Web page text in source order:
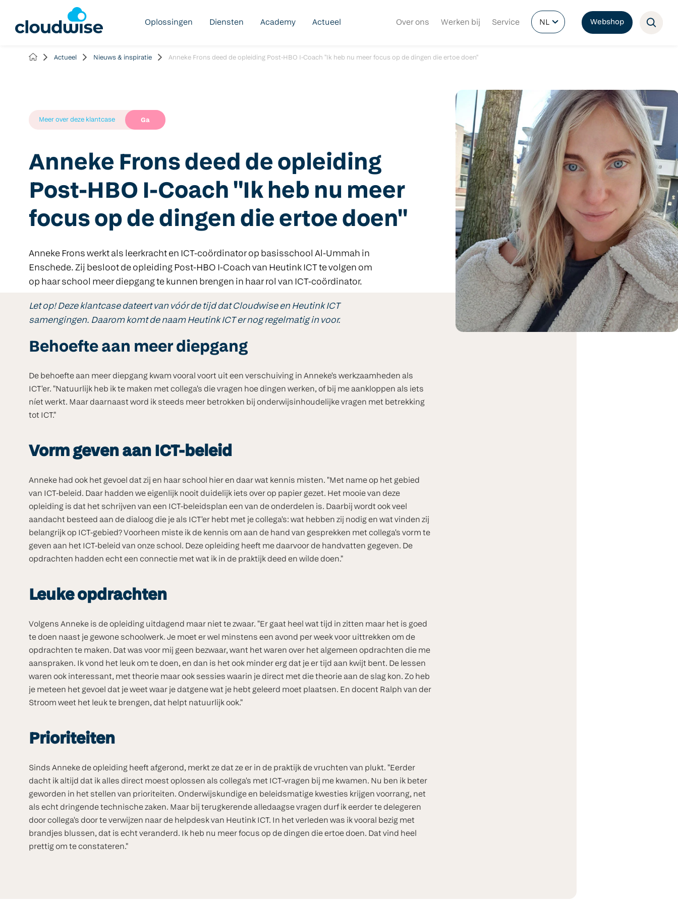
Oplossingen Diensten Academy Actueel Over ons Werken bij Service NL Webshop
Actueel Nieuws & inspiratie Anneke Frons deed de opleiding Post-HBO I-Coach "Ik heb nu meer focus op de dingen die ertoe doen"
Meer over deze klantcase Ga
Anneke Frons deed de opleiding
Post-HBO I-Coach "Ik heb nu meer
focus op de dingen die ertoe doen"
Anneke Frons werkt als leerkracht en ICT-coördinator op basisschool Al-Ummah in
Enschede. Zij besloot de opleiding Post-HBO I-Coach van Heutink ICT te volgen om
op haar school meer diepgang te kunnen brengen in haar rol van ICT-coördinator.
Let op! Deze klantcase dateert van vóór de tijd dat Cloudwise en Heutink ICT
samengingen. Daarom komt de naam Heutink ICT er nog regelmatig in voor.
Behoefte aan meer diepgang
De behoefte aan meer diepgang kwam vooral voort uit een verschuiving in Anneke's werkzaamheden als
ICT'er. "Natuurlijk heb ik te maken met collega's die vragen hoe dingen werken, of bij me aankloppen als iets
níet werkt. Maar daarnaast word ik steeds meer betrokken bij onderwijsinhoudelijke vragen met betrekking
tot ICT."
Vorm geven aan ICT-beleid
Anneke had ook het gevoel dat zij en haar school hier en daar wat kennis misten. "Met name op het gebied
van ICT-beleid. Daar hadden we eigenlijk nooit duidelijk iets over op papier gezet. Het mooie van deze
opleiding is dat het schrijven van een ICT-beleidsplan een van de onderdelen is. Daarbij wordt ook veel
aandacht besteed aan de dialoog die je als ICT'er hebt met je collega's: wat hebben zij nodig en wat vinden zij
belangrijk op ICT-gebied? Voorheen miste ik de kennis om aan de hand van gesprekken met collega's vorm te
geven aan het ICT-beleid van onze school. Deze opleiding heeft me daarvoor de handvatten gegeven. De
opdrachten hadden echt een connectie met wat ik in de praktijk deed en wilde doen."
Leuke opdrachten
Volgens Anneke is de opleiding uitdagend maar niet te zwaar. "Er gaat heel wat tijd in zitten maar het is goed
te doen naast je gewone schoolwerk. Je moet er wel minstens een avond per week voor uittrekken om de
opdrachten te maken. Dat was voor mij geen bezwaar, want het waren over het algemeen opdrachten die me
aanspraken. Ik vond het leuk om te doen, en dan is het ook minder erg dat je er tijd aan kwijt bent. De lessen
waren ook interessant, met theorie maar ook sessies waarin je direct met die theorie aan de slag kon. Zo heb
je meteen het gevoel dat je weet waar je datgene wat je hebt geleerd moet plaatsen. En docent Ralph van der
Stroom weet het leuk te brengen, dat helpt natuurlijk ook."
Prioriteiten
Sinds Anneke de opleiding heeft afgerond, merkt ze dat ze er in de praktijk de vruchten van plukt. "Eerder
dacht ik altijd dat ik alles direct moest oplossen als collega's met ICT-vragen bij me kwamen. Nu ben ik beter
geworden in het stellen van prioriteiten. Onderwijskundige en beleidsmatige kwesties krijgen voorrang, net
als echt dringende technische zaken. Maar bij terugkerende alledaagse vragen durf ik eerder te delegeren
door collega's door te verwijzen naar de helpdesk van Heutink ICT. In het verleden was ik vooral bezig met
brandjes blussen, dat is echt veranderd. Ik heb nu meer focus op de dingen die ertoe doen. Dat vind heel
prettig om te constateren."